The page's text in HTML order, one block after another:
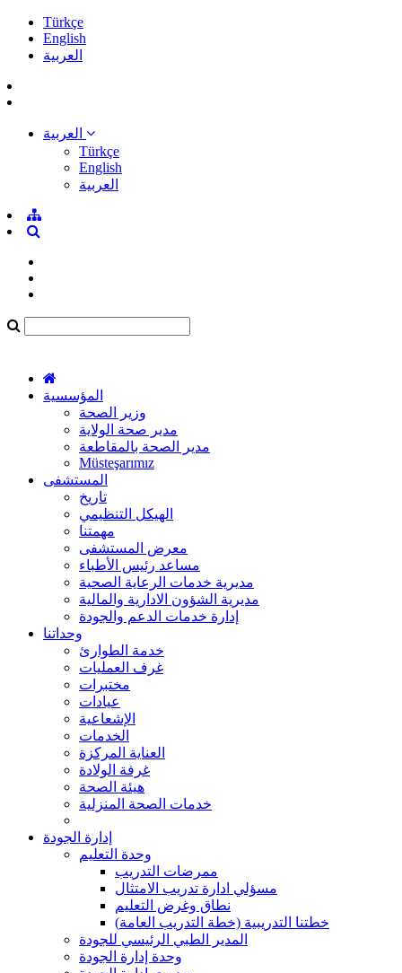
Türkçe
English
العربية
Türkçe
English
العربية
المؤسسية
وزير الصحة
مدير صحة الولاية
مدير الصحة بالمقاطعة
Müsteşarımız
المستشفى
تاريخ
الهيكل التنظيمي
مهمتنا
معرض المستشفى
مساعد رئيس الأطباء
مديرية خدمات الرعاية الصحية
مديرية الشؤون الادارية والمالية
إدارة خدمات الدعم والجودة
وحداتنا
خدمة الطوارئ
غرف العمليات
مختبرات
عيادات
الإشعاعية
الخدمات
العناية المركزة
غرفة الولادة
هيئة الصحة
خدمات الصحة المنزلية
إدارة الجودة
وحدة التعليم
ممرضات التدريب
مسؤلي ادارة تدريب الامتثال
نطاق وغرض التعليم
(خطتنا التدريبية (خطة التدريب العامة
المدير الطبي الرئيسي للجودة
وحدة إدارة الجودة